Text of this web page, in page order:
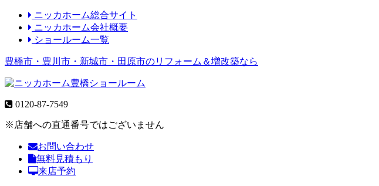
ニッカホーム総合サイト
ニッカホーム会社概要
ショールーム一覧
豊橋市・豊川市・新城市・田原市のリフォーム＆増改築なら
0120-87-7549
※店舗への直通番号ではございません
お問い合わせ
無料見積もり
来店予約